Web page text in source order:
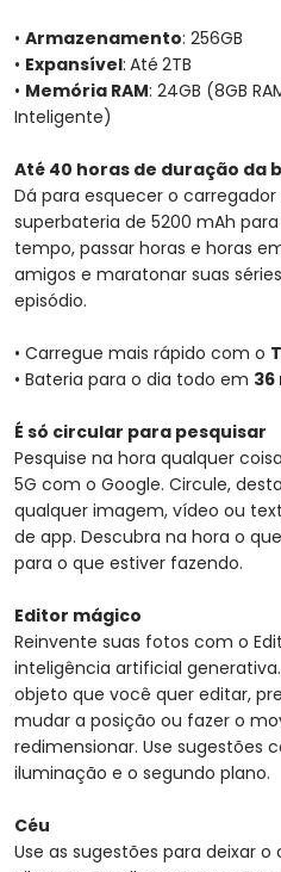
• Armazenamento: 256GB
• Expansível: Até 2TB
• Memória RAM: 24GB (8GB
Inteligente)
Até 40 horas de duração da
Dá para esquecer o
superbateria de 5200 mAh
tempo, passar horas e horas
amigos e maratonar suas
episódio.
• Carregue mais rápido com o
• Bateria para o dia todo em
É só circular para pesquisar
Pesquise na hora qualquer
5G com o Google. Circule,
qualquer imagem, vídeo ou
de app. Descubra na hora o
para o que estiver fazendo.
Editor mágico
Reinvente suas fotos com o
inteligência artificial
objeto que você quer editar,
mudar a posição ou fazer o
redimensionar. Use sugestões
iluminação e o segundo plano.
Céu
Use as sugestões para deixar